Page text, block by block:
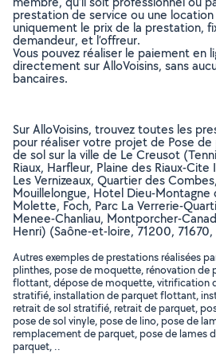
prestation de service ou une
uniquement le prix de la prestation,
demandeur, et l’offreur.
Vous pouvez réaliser le paiement en
directement sur AlloVoisins, sans
bancaires.
Sur AlloVoisins, trouvez toutes les
pour réaliser votre projet de Pose
de sol sur la ville de Le Creusot
Riaux, Harfleur, Plaine des Riaux-
Les Vernizeaux, Quartier des
Mouillelongue, Hotel Dieu-
Molette, Foch, Parc La Verrerie-
Menee-Chanliau, Montporcher-
Henri) (Saône-et-loire, 71200, 71670,
Autres exemples de prestations réalisées
plinthes, pose de moquette, rénovation de
flottant, dépose de moquette, vitrification
stratifié, installation de parquet flottant,
retrait de sol stratifié, retrait de parquet,
pose de sol vinyle, pose de lino, pose de
remplacement de parquet, pose de lames
parquet, ..